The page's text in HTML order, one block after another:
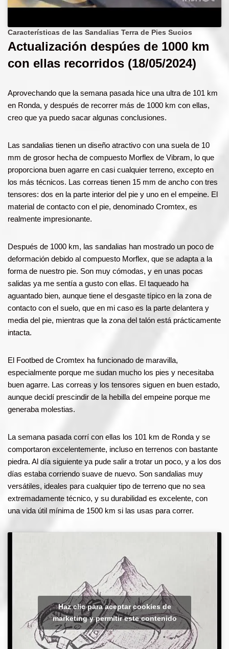
Características de las Sandalias Terra de Pies Sucios
Actualización despúes de 1000 km
con ellas recorridos (18/05/2024)
Aprovechando que la semana pasada hice una ultra de 101 km
en Ronda, y después de recorrer más de 1000 km con ellas,
creo que ya puedo sacar algunas conclusiones.
Las sandalias tienen un diseño atractivo con una suela de 10
mm de grosor hecha de compuesto Morflex de Vibram, lo que
proporciona buen agarre en casi cualquier terreno, excepto en
los más técnicos. Las correas tienen 15 mm de ancho con tres
tensores: dos en la parte interior del pie y uno en el empeine. El
material de contacto con el pie, denominado Cromtex, es
realmente impresionante.
Después de 1000 km, las sandalias han mostrado un poco de
deformación debido al compuesto Morflex, que se adapta a la
forma de nuestro pie. Son muy cómodas, y en unas pocas
salidas ya me sentía a gusto con ellas. El taqueado ha
aguantado bien, aunque tiene el desgaste típico en la zona de
contacto con el suelo, que en mi caso es la parte delantera y
media del pie, mientras que la zona del talón está prácticamente
intacta.
El Footbed de Cromtex ha funcionado de maravilla,
especialmente porque me sudan mucho los pies y necesitaba
buen agarre. Las correas y los tensores siguen en buen estado,
aunque decidí prescindir de la hebilla del empeine porque me
generaba molestias.
La semana pasada corrí con ellas los 101 km de Ronda y se
comportaron excelentemente, incluso en terrenos con bastante
piedra. Al día siguiente ya pude salir a trotar un poco, y a los dos
días estaba corriendo suave de nuevo. Son sandalias muy
versátiles, ideales para cualquier tipo de terreno que no sea
extremadamente técnico, y su durabilidad es excelente, con
una vida útil mínima de 1500 km si las usas para correr.
Haz clic para aceptar cookies de
marketing y permitir este contenido